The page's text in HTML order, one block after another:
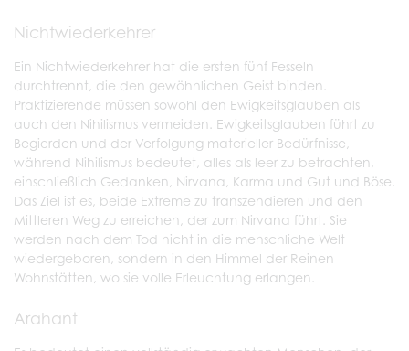
Nichtwiederkehrer
Ein Nichtwiederkehrer hat die ersten fünf Fesseln
durchtrennt, die den gewöhnlichen Geist binden.
Praktizierende müssen sowohl den Ewigkeitsglauben als
auch den Nihilismus vermeiden. Ewigkeitsglauben führt zu
Begierden und der Verfolgung materieller Bedürfnisse,
während Nihilismus bedeutet, alles als leer zu betrachten,
einschließlich Gedanken, Nirvana, Karma und Gut und Böse.
Das Ziel ist es, beide Extreme zu transzendieren und den
Mittleren Weg zu erreichen, der zum Nirvana führt. Sie
werden nach dem Tod nicht in die menschliche Welt
wiedergeboren, sondern in den Himmel der Reinen
Wohnstätten, wo sie volle Erleuchtung erlangen.
Arahant